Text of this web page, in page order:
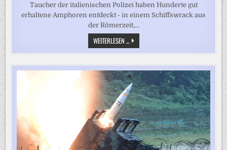
Taucher der italienischen Polizei haben Hunderte gut
erhaltene Amphoren entdeckt - in einem Schiffswrack aus
der Römerzeit,...
WEITERLESEN ... SCHIFFSWRACK
AUS
DER
HUNDERTE
ANTIKE
KRÜGE
VOR
SIZILIEN
GEFUNDEN